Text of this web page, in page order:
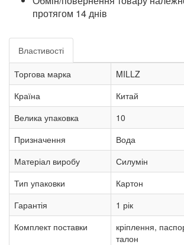
протягом 14 днів
Властивості
Торгова марка
MILLZ
Країна
Китай
Велика упаковка
10
Призначення
Вода
Матеріал виробу
Силумін
Тип упаковки
Картон
Гарантія
1 рік
Комплект поставки
кріплення,
талон